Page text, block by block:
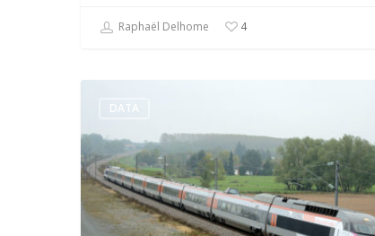
Raphaël Delhome 4
DATA